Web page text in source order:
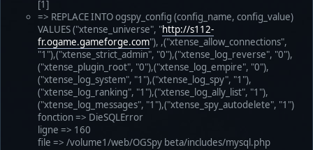
[1]
=> REPLACE INTO ogspy_config (config_name, config_value)
VALUES ("xtense_universe", "http://s112-
fr.ogame.gameforge.com"), ,("xtense_allow_connections",
"1"),("xtense_strict_admin", "0"),("xtense_log_reverse", "0"),
("xtense_plugin_root", "0"),("xtense_log_empire", "0"),
("xtense_log_system", "1"),("xtense_log_spy", "1"),
("xtense_log_ranking", "1"),("xtense_log_ally_list", "1"),
("xtense_log_messages", "1"),("xtense_spy_autodelete", "1")
fonction => DieSQLError
ligne => 160
file => /volume1/web/OGSpy beta/includes/mysql.php